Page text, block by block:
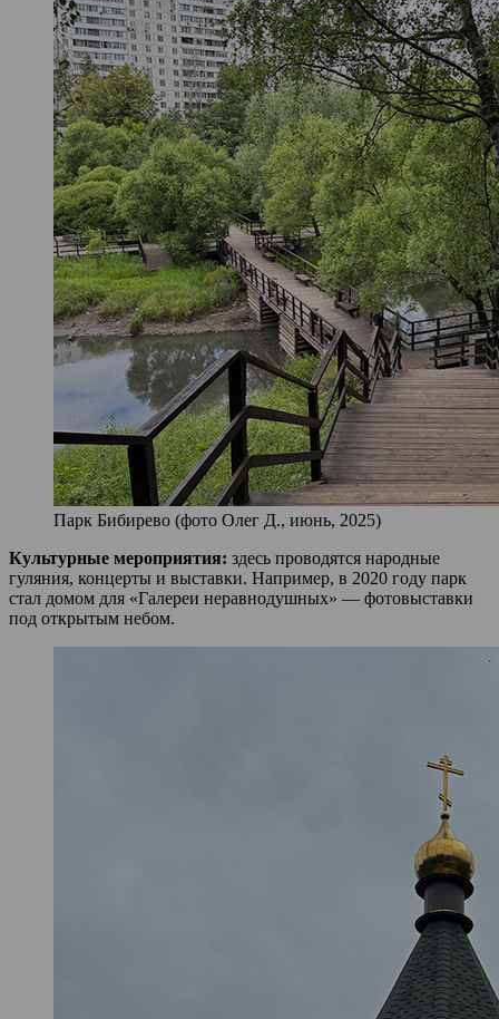
Парк Бибирево (фото Олег Д., июнь, 2025)
Культурные мероприятия: здесь проводятся народные
гуляния, концерты и выставки. Например, в 2020 году парк
стал домом для «Галереи неравнодушных» — фотовыставки
под открытым небом.